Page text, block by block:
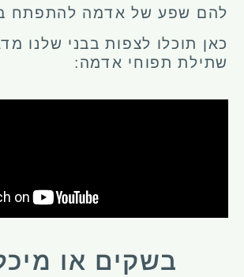
להם שפע של אדמה להתפתח
כאן תוכלו לצפות בבני שלנו
שתילת תפוחי אדמה:
בשקים או